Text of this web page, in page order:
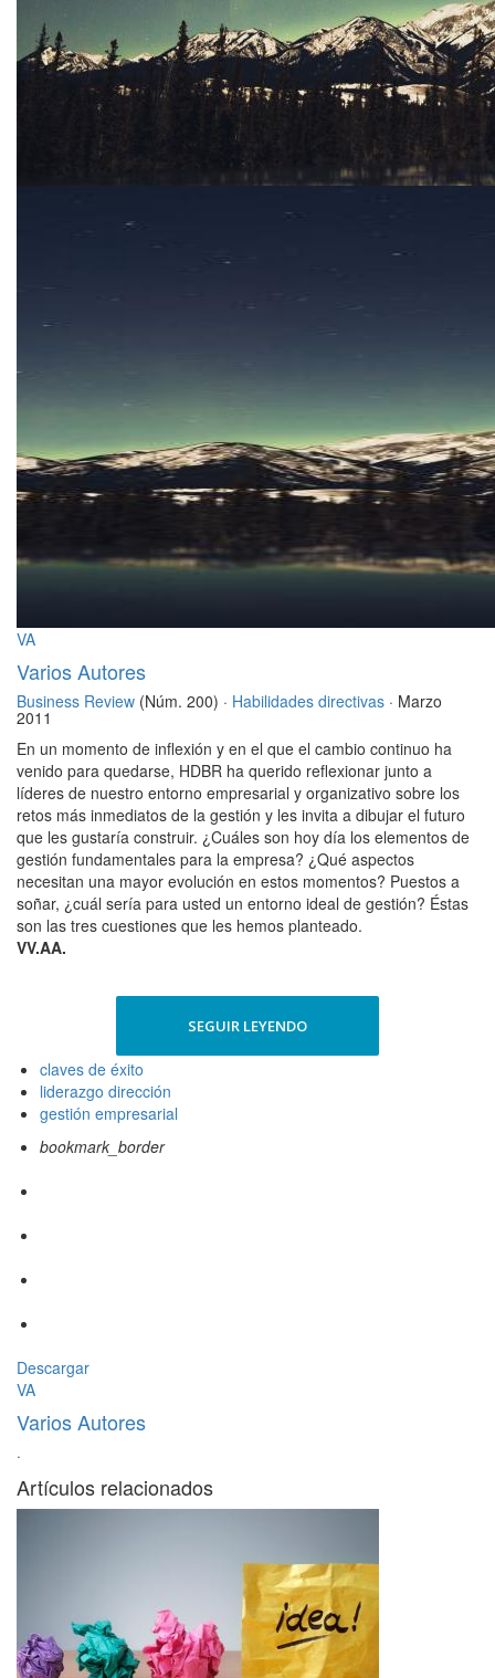
VA
Varios Autores
Business Review (Núm. 200) · Habilidades directivas · Marzo
2011
En un momento de inflexión y en el que el cambio continuo ha
venido para quedarse, HDBR ha querido reflexionar junto a
líderes de nuestro entorno empresarial y organizativo sobre los
retos más inmediatos de la gestión y les invita a dibujar el futuro
que les gustaría construir. ¿Cuáles son hoy día los elementos de
gestión fundamentales para la empresa? ¿Qué aspectos
necesitan una mayor evolución en estos momentos? Puestos a
soñar, ¿cuál sería para usted un entorno ideal de gestión? Éstas
son las tres cuestiones que les hemos planteado.
VV.AA.
SEGUIR LEYENDO
claves de éxito
liderazgo dirección
gestión empresarial
bookmark_border
Descargar
VA
Varios Autores
·
Artículos relacionados